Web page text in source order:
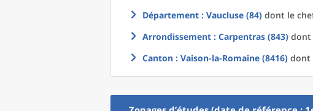
Département : Vaucluse (84) dont le
Arrondissement : Carpentras (843) dont
Canton : Vaison-la-Romaine (8416) dont